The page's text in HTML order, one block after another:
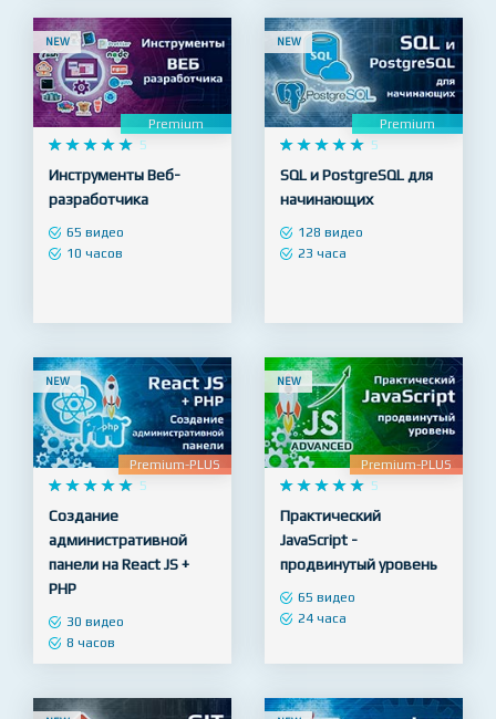
NEW
    
     5
Инструменты Веб-
разработчика
NEW
Premium
    
     5
SQL и PostgreSQL для
начинающих
NEW
    
     5
панели на React JS +
PHP
8 часов
NEW
Premium-PLUS
   
   
Практический
JavaScript -
продвинутый уровень